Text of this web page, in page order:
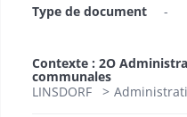
Type de document
-
Contexte : 2O
communales
LINSDORF